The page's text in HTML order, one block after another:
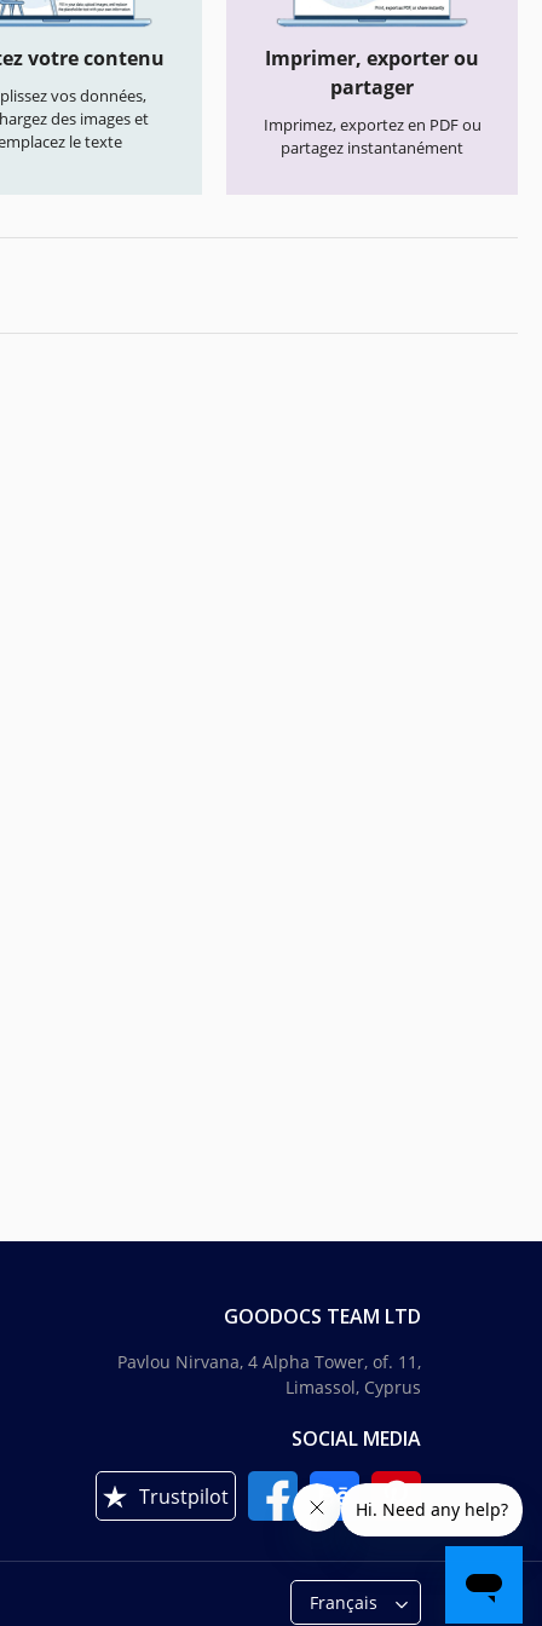
votre contenu
vos données,
des images et
le texte
Imprimer, exporter ou
partager
Imprimez, exportez en PDF ou
partagez instantanément
GOODOCS TEAM LTD
Pavlou Nirvana, 4 Alpha Tower, of. 11,
Limassol, Cyprus
SOCIAL MEDIA
Trustpilot
Français